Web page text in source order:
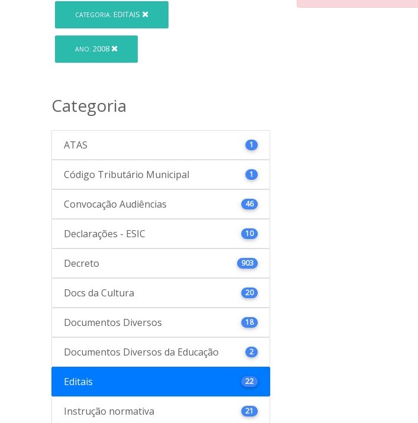
CATEGORIA: EDITAIS
ANO: 2008
Categoria
ATAS 1
Código Tributário Municipal 1
Convocação Audiências 46
Declarações - ESIC 10
Decreto 903
Docs da Cultura 20
Documentos Diversos 18
Documentos Diversos da Educação 2
Editais 22
Instrução normativa 21